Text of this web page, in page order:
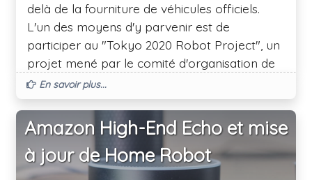
delà de la fourniture de véhicules officiels.
L'un des moyens d'y parvenir est de
participer au "Tokyo 2020 Robot Project", un
projet mené par le comité d'organisation de
Tokyo qui réunit le gouvernement de la
métropole de Tokyo et les partenaires des
jeux avec des experts en robotique. Lors de "
Tokyo 2020 ", les robots Toyota seront
utilisés pour soutenir la mobilité des
personnes. En aidant les gens à réaliser leurs
En savoir plus...
Amazon High-End Echo et mise
à jour de Home Robot